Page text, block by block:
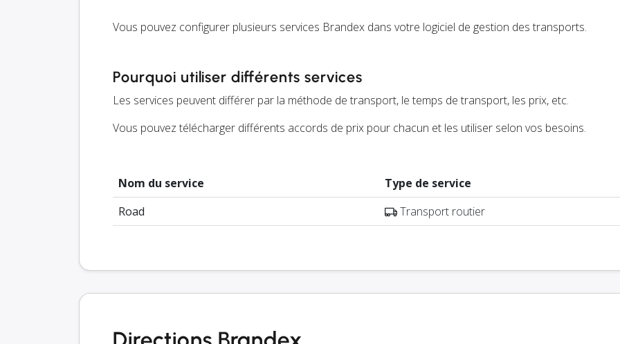
Vous pouvez configurer plusieurs services Brandex dans votre logiciel de gestion des transports.
Pourquoi utiliser différents services
Les services peuvent différer par la méthode de transport, le temps de transport, les prix, etc.
Vous pouvez télécharger différents accords de prix pour chacun et les utiliser selon vos besoins.
Nom du service
Type de service
Road
Transport routier